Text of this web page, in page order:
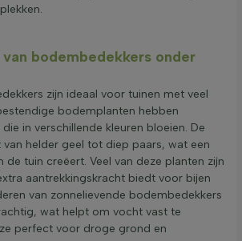
bodembedekkers onder
zijn ideaal voor tuinen met veel
bodemplanten hebben
in verschillende kleuren bloeien. De
van helder geel tot diep paars, wat een
de tuin creëert. Veel van deze planten zijn
aantrekkingskracht biedt voor bijen
van zonnelievende bodembedekkers
wat helpt om vocht vast te
perfect voor droge grond en